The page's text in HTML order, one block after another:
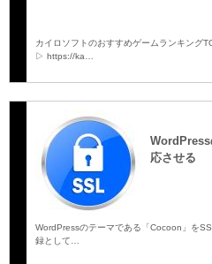
カイロソフトのおすすめゲームランキング
▷ https://ka…
応させる
WordPressのテーマである「Cocoon」を
録として…